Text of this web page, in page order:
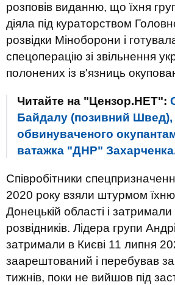
розповів виданню, що їхня
діяла під кураторством
розвідки Міноборони і
спецоперацію зі звільнення
полонених із в'язниць
Читайте на "Цензор.НЕТ":
Байдалу (позивний Швед),
обвинуваченого
ватажка "ДНР"
Співробітники
2020 року взяли штурмом
Донецькій області і затримали
розвідників. Лідера групи
затримали в Києві 11 липня
заарештований і перебував за
тижнів, поки не вийшов під